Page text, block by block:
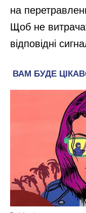
на
Щоб не
відповідні